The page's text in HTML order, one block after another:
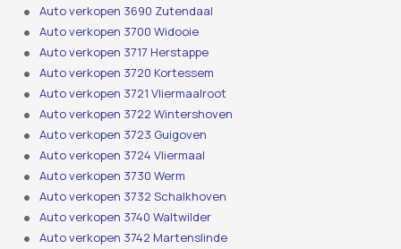
Auto verkopen 3690 Zutendaal
Auto verkopen 3700 Widooie
Auto verkopen 3717 Herstappe
Auto verkopen 3720 Kortessem
Auto verkopen 3721 Vliermaalroot
Auto verkopen 3722 Wintershoven
Auto verkopen 3723 Guigoven
Auto verkopen 3724 Vliermaal
Auto verkopen 3730 Werm
Auto verkopen 3732 Schalkhoven
Auto verkopen 3740 Waltwilder
Auto verkopen 3742 Martenslinde